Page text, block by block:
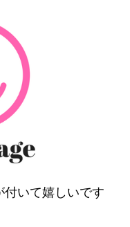
いて嬉しいです